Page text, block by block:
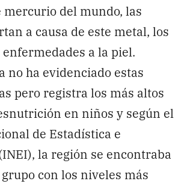
del mundo, las
a causa de este metal, los
a la piel.
no ha evidenciado estas
pero registra los más altos
en niños y según el
de Estadística e
la región se encontraba
con los niveles más